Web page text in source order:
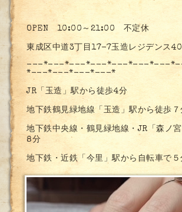
OPEN 10:00～21:00 不定休
東成区中道3丁目17-7玉造レジデンス
---*---*---*---*---*---*---
*---*---*---*---*
JR「玉造」駅から徒歩4分
地下鉄鶴見緑地線「玉造」駅から徒歩７
地下鉄中央線・鶴見緑地線・JR「森ノ
8分
地下鉄・近鉄「今里」駅から自転車で５